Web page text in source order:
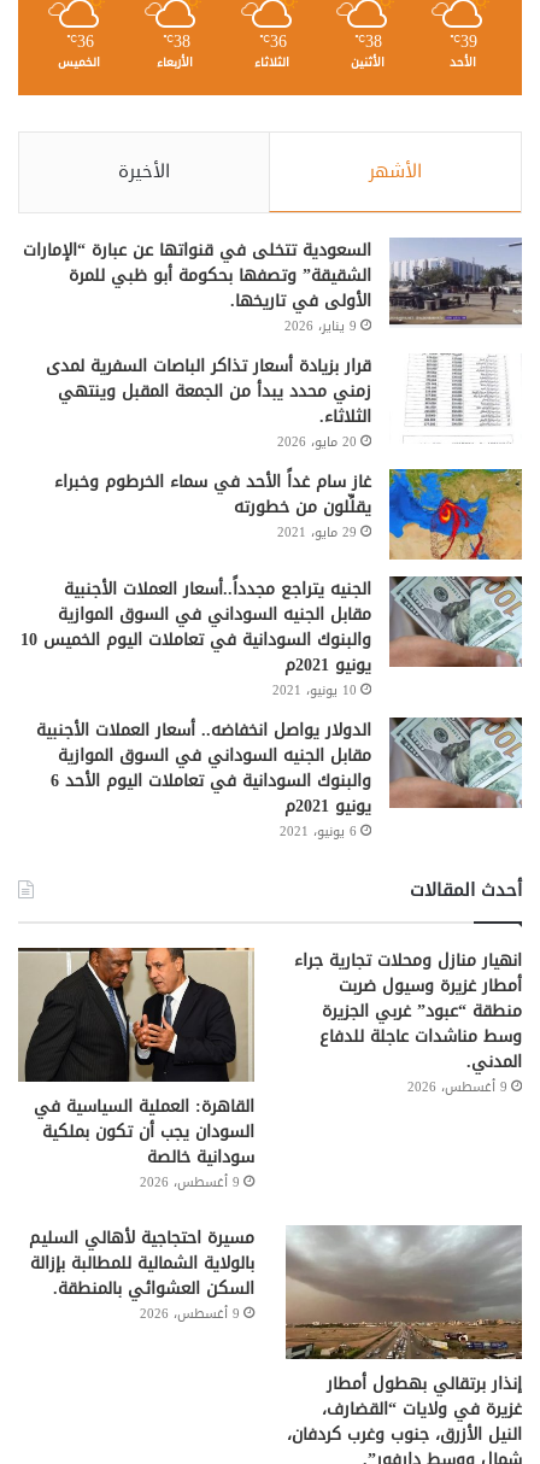
39
℃
الأحد
38
℃
الأثنين
36
℃
الثلاثاء
38
℃
الأربعاء
36
℃
الخميس
الأشهر الأخيرة
السعودية تتخلى في قنواتها عن عبارة “الإمارات
الشقيقة” وتصفها بحكومة أبو ظبي للمرة
الأولى في تاريخها.
9 يناير، 2026
قرار بزيادة أسعار تذاكر الباصات السفرية لمدى
زمني محدد يبدأ من الجمعة المقبل وينتهي
الثلاثاء.
20 مايو، 2026
غاز سام غداً الأحد في سماء الخرطوم وخبراء
يقلِّلون من خطورته
29 مايو، 2021
الجنيه يتراجع مجدداً..أسعار العملات الأجنبية
مقابل الجنيه السوداني في السوق الموازية
والبنوك السودانية في تعاملات اليوم الخميس 10
يونيو 2021م
10 يونيو، 2021
الدولار يواصل انخفاضه.. أسعار العملات الأجنبية
مقابل الجنيه السوداني في السوق الموازية
والبنوك السودانية في تعاملات اليوم الأحد 6
يونيو 2021م
6 يونيو، 2021
أحدث المقالات
انهيار منازل ومحلات تجارية جراء
أمطار غزيرة وسيول ضربت
منطقة “عبود” غربي الجزيرة
وسط مناشدات عاجلة للدفاع
المدني.
9 أغسطس، 2026
القاهرة: العملية السياسية في
السودان يجب أن تكون بملكية
سودانية خالصة
9 أغسطس، 2026
إنذار برتقالي بهطول أمطار
غزيرة في ولايات “القضارف،
النيل الأزرق، جنوب وغرب كردفان،
مسيرة احتجاجية لأهالي السليم
بالولاية الشمالية للمطالبة بإزالة
السكن العشوائي بالمنطقة.
9 أغسطس، 2026